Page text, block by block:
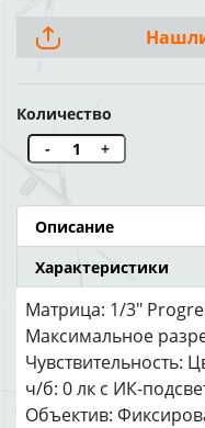
Количество
-
+
Описание
Характеристики
Матрица: 1/3″
Максимальное
Чувствительность:
ч/б: 0 лк с ИК-
Объектив: